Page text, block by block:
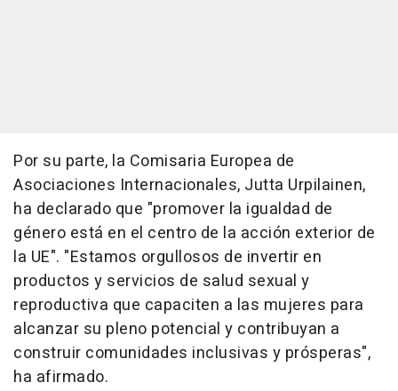
Por su parte, la Comisaria Europea de
Asociaciones Internacionales, Jutta Urpilainen,
ha declarado que "promover la igualdad de
género está en el centro de la acción exterior de
la UE". "Estamos orgullosos de invertir en
productos y servicios de salud sexual y
reproductiva que capaciten a las mujeres para
alcanzar su pleno potencial y contribuyan a
construir comunidades inclusivas y prósperas",
ha afirmado.